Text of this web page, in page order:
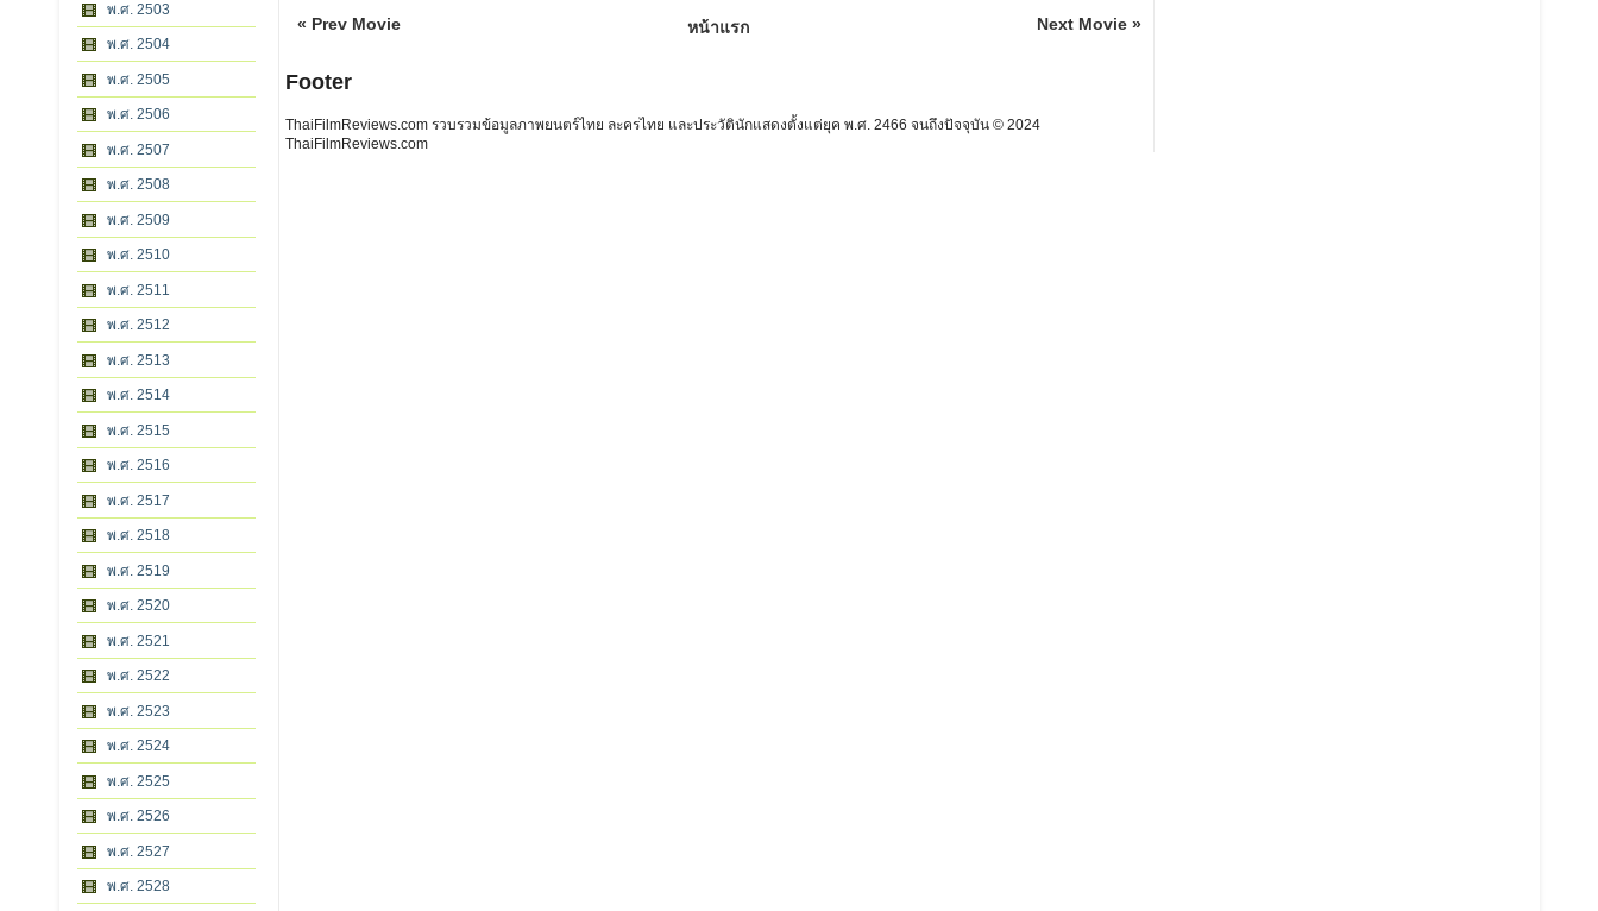
พ.ศ. 2503
พ.ศ. 2504
พ.ศ. 2505
พ.ศ. 2506
พ.ศ. 2507
พ.ศ. 2508
พ.ศ. 2509
พ.ศ. 2510
พ.ศ. 2511
พ.ศ. 2512
พ.ศ. 2513
พ.ศ. 2514
พ.ศ. 2515
พ.ศ. 2516
พ.ศ. 2517
พ.ศ. 2518
พ.ศ. 2519
พ.ศ. 2520
พ.ศ. 2521
พ.ศ. 2522
พ.ศ. 2523
พ.ศ. 2524
พ.ศ. 2525
พ.ศ. 2526
พ.ศ. 2527
พ.ศ. 2528
« Prev Movie Next Movie »
หน้าแรก
Footer
ThaiFilmReviews.com รวบรวมข้อมูลภาพยนตร์ไทย ละครไทย และประวัตินักแสดงตั้งแต่ยุค พ.ศ. 2466 จนถึงปัจจุบัน © 2024
ThaiFilmReviews.com